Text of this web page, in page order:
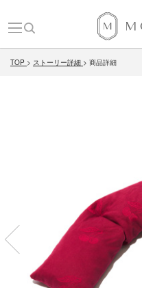
TOP ストーリー詳細 商品詳細